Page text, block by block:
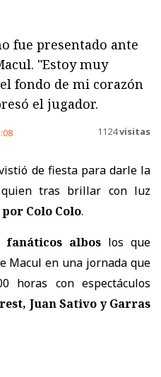
fue presentado ante
"Estoy muy
fondo de mi corazón
el jugador.
1124visitas
de fiesta para darle la
tras brillar con luz
Colo Colo.
albos los que
Macul en una jornada que
horas con espectáculos
Juan Sativo y Garras